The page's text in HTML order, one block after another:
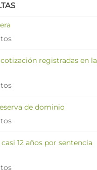
cotización registradas en la
de dominio
12 años por sentencia